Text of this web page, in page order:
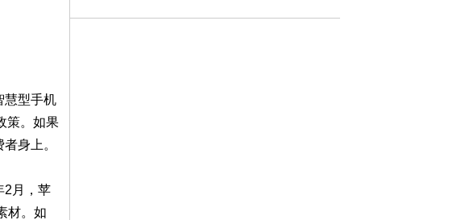
慧型手机
策。如果
身上。
2月，苹
材。如